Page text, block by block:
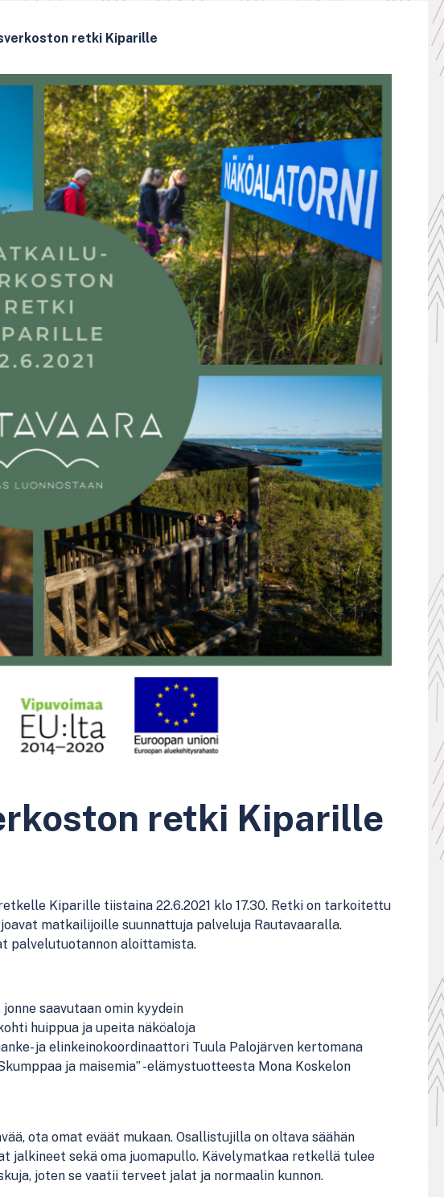
retki Kiparille
retki Kiparille
Kiparille tiistaina 22.6.2021 klo 17.30. Retki on tarkoitettu
matkailijoille suunnattuja palveluja Rautavaaralla.
palvelutuotannon aloittamista.
jonne saavutaan omin kyydein
huippua ja upeita näköaloja
ja elinkeinokoordinaattori Tuula Palojärven kertomana
ja maisemia” -elämystuotteesta Mona Koskelon
ota omat eväät mukaan. Osallistujilla on oltava säähän
jalkineet sekä oma juomapullo. Kävelymatkaa retkellä tulee
joten se vaatii terveet jalat ja normaalin kunnon.